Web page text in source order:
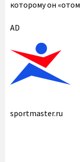
которому он
AD
sportmaster.ru